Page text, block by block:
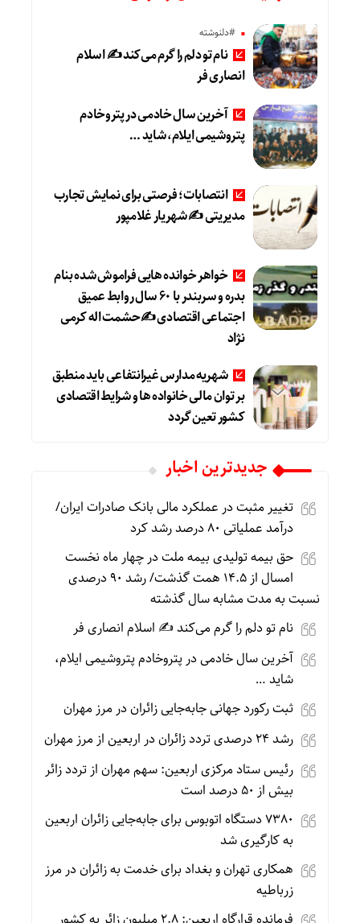
#دلنوشته
نام تو دلم را گرم می‌کند ✍️ اسلام
انصاری فر
آخرین سال خادمی در پتروخادم
پتروشیمی ایلام، شاید …
انتصابات؛ فرصتی برای نمایش تجارب
مدیریتی ✍ شهریار غلامپور
خواهر خوانده هایی فراموش شده بنام
بدره و سربندر با ۶۰ سال روابط عمیق
اجتماعی اقتصادی ✍حشمت اله کرمی
نژاد
شهریه مدارس غیرانتفاعی باید منطبق
بر توان مالی خانواده ها و شرایط اقتصادی
کشور تعین گردد
جديدترين اخبار
تغییر مثبت در عملکرد مالی بانک صادرات ایران/
درآمد عملیاتی ۸۰ درصد رشد کرد
حق بیمه تولیدی بیمه ملت در چهار ماه نخست
امسال از ۱۴.۵ همت گذشت/ رشد ۹۰ درصدی
نسبت به مدت مشابه سال گذشته
نام تو دلم را گرم می‌کند ✍️ اسلام انصاری فر
آخرین سال خادمی در پتروخادم پتروشیمی ایلام،
شاید …
ثبت رکورد جهانی جابه‌جایی زائران در مرز مهران
رشد ۲۴ درصدی تردد زائران در اربعین از مرز مهران
رئیس ستاد مرکزی اربعین: سهم مهران از تردد زائر
بیش از ۵۰ درصد است
۷۳۸۰ دستگاه اتوبوس برای جابه‌جایی زائران اربعین
به‌ کارگیری شد
همکاری تهران و بغداد برای خدمت به زائران در مرز
زرباطیه